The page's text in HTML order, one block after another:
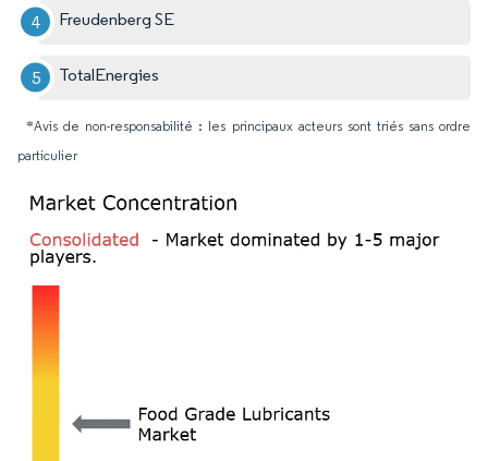
Freudenberg SE
TotalEnergies
*Avis de non-responsabilité : les principaux acteurs sont triés sans ordre
particulier